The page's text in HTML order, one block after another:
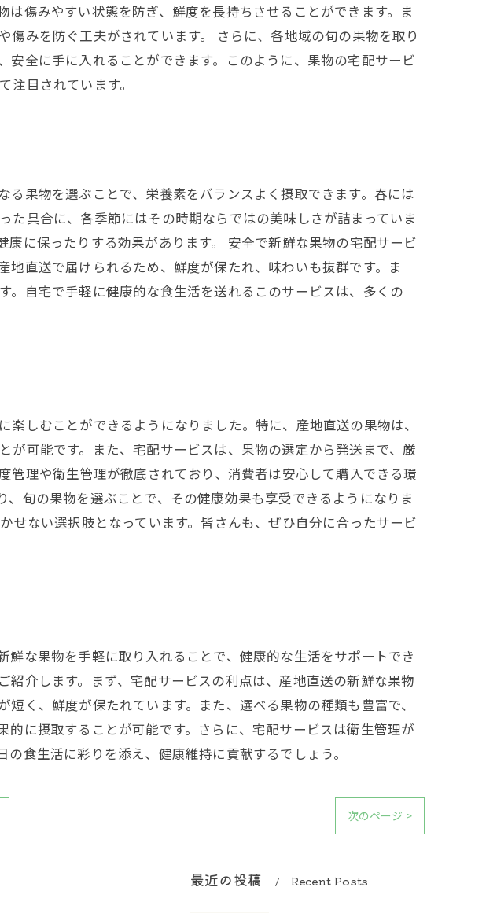
傷みやすい状態を防ぎ、鮮度を長持ちさせることができます。ま
みを防ぐ工夫がされています。 さらに、各地域の旬の果物を取り
全に手に入れることができます。このように、果物の宅配サービ
目されています。
果物を選ぶことで、栄養素をバランスよく摂取できます。春には
具合に、各季節にはその時期ならではの美味しさが詰まっていま
に保ったりする効果があります。 安全で新鮮な果物の宅配サービ
直送で届けられるため、鮮度が保たれ、味わいも抜群です。ま
自宅で手軽に健康的な食生活を送れるこのサービスは、多くの
しむことができるようになりました。特に、産地直送の果物は、
可能です。また、宅配サービスは、果物の選定から発送まで、厳
管理や衛生管理が徹底されており、消費者は安心して購入できる環
旬の果物を選ぶことで、その健康効果も享受できるようになりま
せない選択肢となっています。皆さんも、ぜひ自分に合ったサービ
な果物を手軽に取り入れることで、健康的な生活をサポートでき
介します。まず、宅配サービスの利点は、産地直送の新鮮な果物
く、鮮度が保たれています。また、選べる果物の種類も豊富で、
に摂取することが可能です。さらに、宅配サービスは衛生管理が
食生活に彩りを添え、健康維持に貢献するでしょう。
次のページ >
最近の投稿 Recent Posts